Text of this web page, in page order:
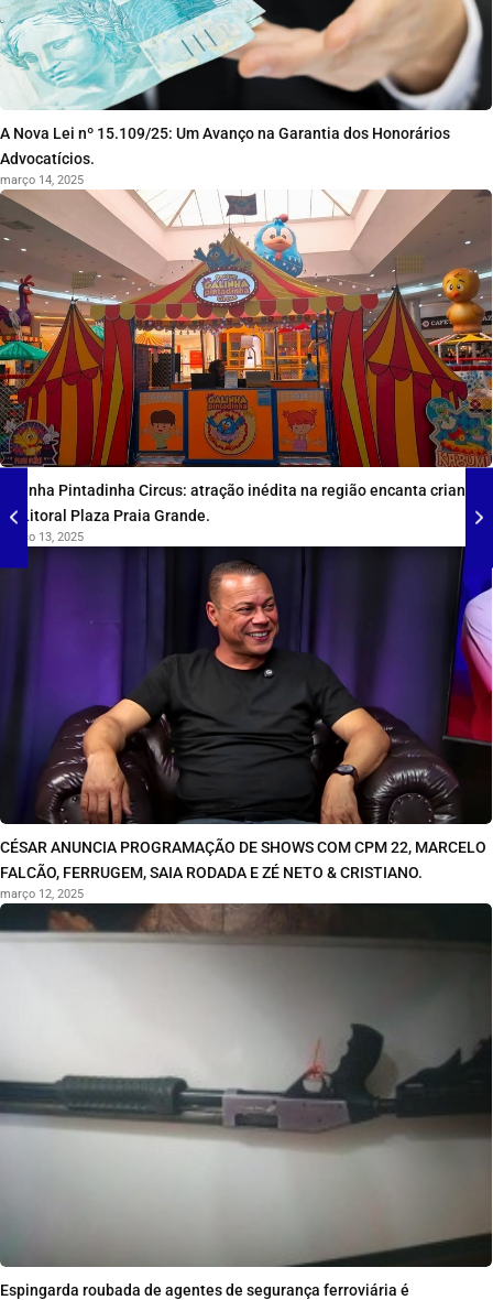
A Nova Lei nº 15.109/25: Um Avanço na Garantia dos Honorários
Advocatícios.
março 14, 2025
Galinha Pintadinha Circus: atração inédita na região encanta crianças
no Litoral Plaza Praia Grande.
março 13, 2025
CÉSAR ANUNCIA PROGRAMAÇÃO DE SHOWS COM CPM 22, MARCELO
FALCÃO, FERRUGEM, SAIA RODADA E ZÉ NETO & CRISTIANO.
março 12, 2025
Espingarda roubada de agentes de segurança ferroviária é